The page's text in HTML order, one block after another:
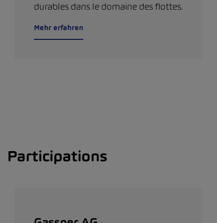
durables dans le domaine des flottes.
Mehr erfahren
Participations